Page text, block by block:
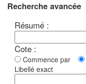
Recherche avancée
Résumé :
Cote :
Commence par
Libellé exact